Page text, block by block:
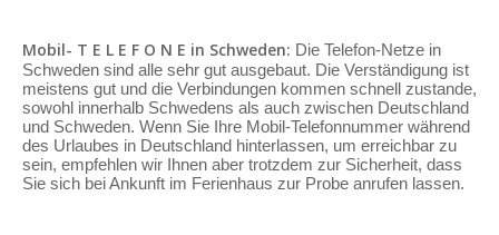
Mobil- T E L E F O N E in Schweden: Die Telefon-Netze in
Schweden sind alle sehr gut ausgebaut. Die Verständigung ist
meistens gut und die Verbindungen kommen schnell zustande,
sowohl innerhalb Schwedens als auch zwischen Deutschland
und Schweden. Wenn Sie Ihre Mobil-Telefonnummer während
des Urlaubes in Deutschland hinterlassen, um erreichbar zu
sein, empfehlen wir Ihnen aber trotzdem zur Sicherheit, dass
Sie sich bei Ankunft im Ferienhaus zur Probe anrufen lassen.